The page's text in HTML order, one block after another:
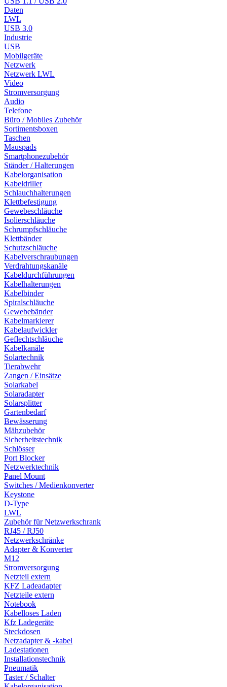
Daten
LWL
USB 3.0
Industrie
USB
Mobilgeräte
Netzwerk
Netzwerk LWL
Video
Stromversorgung
Audio
Telefone
Büro / Mobiles Zubehör
Sortimentsboxen
Taschen
Mauspads
Smartphonezubehör
Ständer / Halterungen
Kabelorganisation
Kabeldriller
Schlauchhalterungen
Klettbefestigung
Gewebeschläuche
Isolierschläuche
Schrumpfschläuche
Klettbänder
Schutzschläuche
Kabelverschraubungen
Verdrahtungskanäle
Kabeldurchführungen
Kabelhalterungen
Kabelbinder
Spiralschläuche
Gewebebänder
Kabelmarkierer
Kabelaufwickler
Geflechtschläuche
Kabelkanäle
Solartechnik
Tierabwehr
Zangen / Einsätze
Solarkabel
Solaradapter
Solarsplitter
Gartenbedarf
Bewässerung
Mähzubehör
Sicherheitstechnik
Schlösser
Port Blocker
Netzwerktechnik
Panel Mount
Switches / Medienkonverter
Keystone
D-Type
LWL
Zubehör für Netzwerkschrank
RJ45 / RJ50
Netzwerkschränke
Adapter & Konverter
M12
Stromversorgung
Netzteil extern
KFZ Ladeadapter
Netzteile extern
Notebook
Kabelloses Laden
Kfz Ladegeräte
Steckdosen
Netzadapter & -kabel
Ladestationen
Installationstechnik
Pneumatik
Taster / Schalter